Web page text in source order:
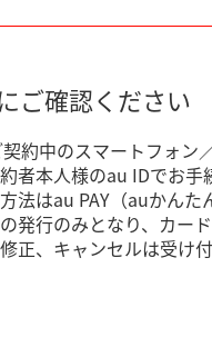
ご確認ください
約中のスマートフォン
約者本人様のau IDでお手
法はau PAY（auかんた
発行のみとなり、カー
正、キャンセルは受け